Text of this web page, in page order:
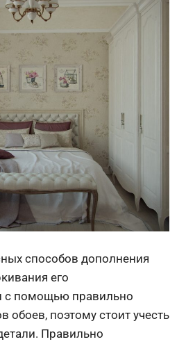
способов дополнения
его
с помощью правильно
обоев, поэтому стоит учесть
Правильно